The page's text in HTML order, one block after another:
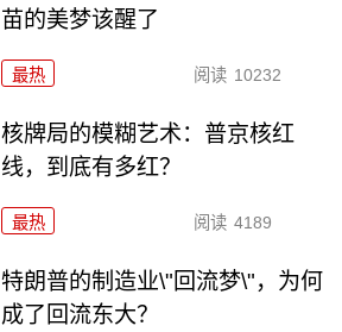
苗的美梦该醒了
最热 阅读 10232
核牌局的模糊艺术：普京核红
线，到底有多红？
最热 阅读 4189
特朗普的制造业\"回流梦\"，为何
成了回流东大？